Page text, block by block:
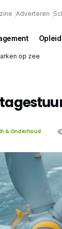
Adverteren
op zee
& Onderhoud